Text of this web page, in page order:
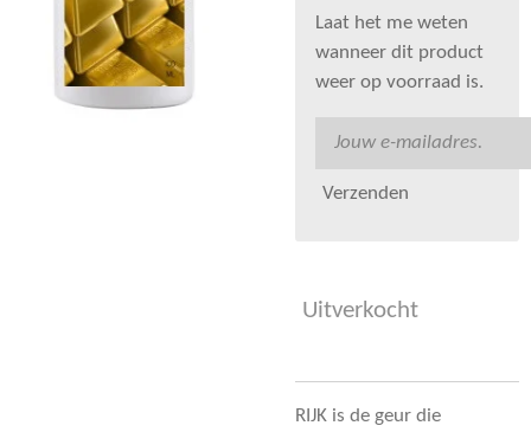
Laat het me weten
wanneer dit product
weer op voorraad is.
Verzenden
Uitverkocht
RIJK is de geur die